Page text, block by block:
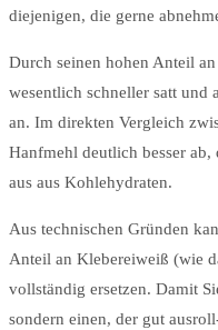
diejenigen, die gerne
Durch seinen hohen Anteil
wesentlich schneller satt und
an. Im direkten Vergleich
Hanfmehl deutlich besser ab,
aus aus Kohlehydraten.
Aus technischen Gründen
Anteil an Klebereiweiß (wie
vollständig ersetzen. Damit
sondern einen, der gut